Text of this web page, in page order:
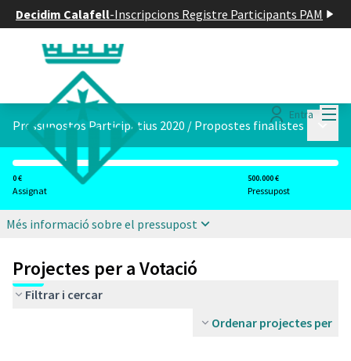
Decidim Calafell-Inscripcions Registre Participants PAM
Entra
Pressupostos Participatius 2020 / Propostes finalistes
0 €
Assignat
500.000 €
Pressupost
Més informació sobre el pressupost
Projectes per a Votació
Filtrar i cercar
Ordenar projectes per